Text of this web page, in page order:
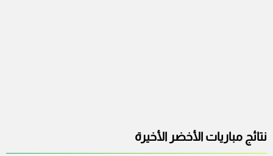
نتائج مباريات الأخضر الأخيرة